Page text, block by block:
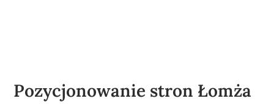
Pozycjonowanie stron Łomża